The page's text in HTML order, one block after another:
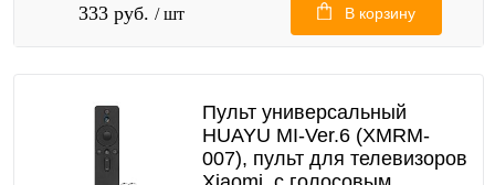
333 руб. / шт В корзину
Пульт универсальный
HUAYU MI-Ver.6 (XMRM-
007), пульт для телевизоров